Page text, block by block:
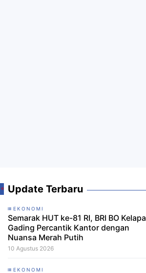
Update Terbaru
EKONOMI
Semarak HUT ke-81 RI, BRI BO Kelapa
Gading Percantik Kantor dengan
Nuansa Merah Putih
10 Agustus 2026
EKONOMI